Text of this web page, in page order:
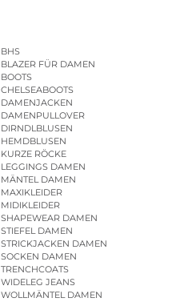
BHS
BLAZER FÜR DAMEN
BOOTS
CHELSEABOOTS
DAMENJACKEN
DAMENPULLOVER
DIRNDLBLUSEN
HEMDBLUSEN
KURZE RÖCKE
LEGGINGS DAMEN
MÄNTEL DAMEN
MAXIKLEIDER
MIDIKLEIDER
SHAPEWEAR DAMEN
STIEFEL DAMEN
STRICKJACKEN DAMEN
SOCKEN DAMEN
TRENCHCOATS
WIDELEG JEANS
WOLLMÄNTEL DAMEN